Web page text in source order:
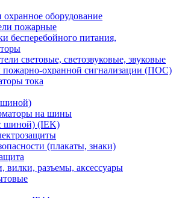
оборудование
пожарные
бесперебойного питания,
световые, светозвуковые, звуковые
охранной сигнализации (ПОС)
тока
на шины
(IEK)
(плакаты, знаки)
вилки, разъемы, аксессуары